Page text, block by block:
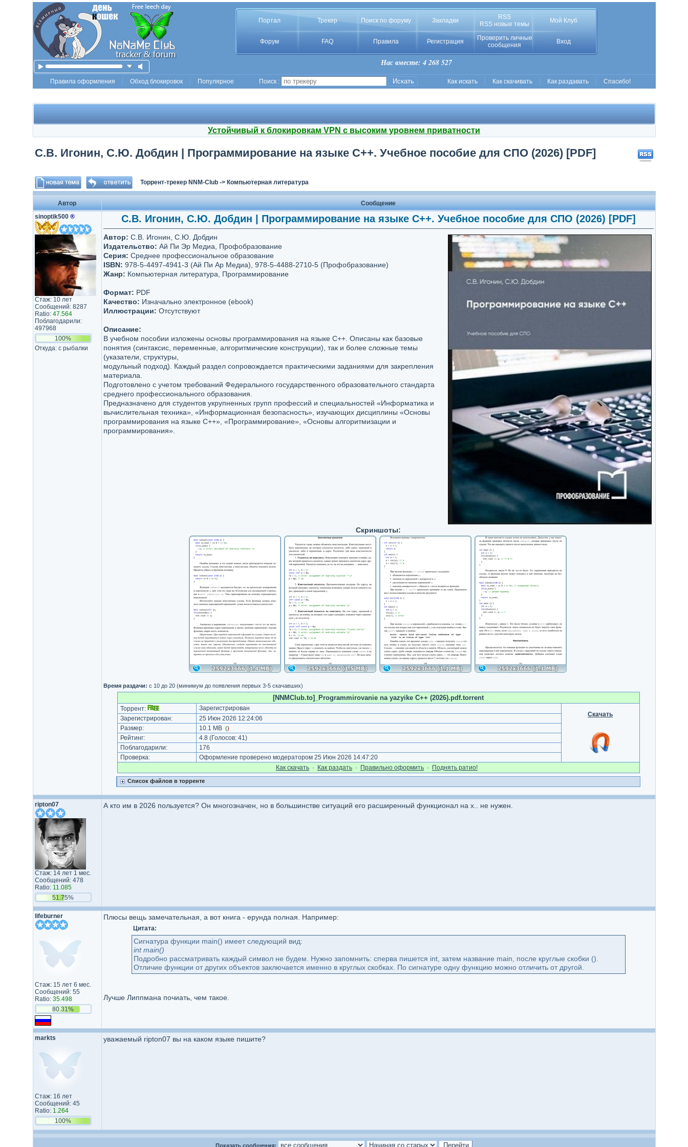
Портал Трекер Поиск по форуму Закладки
RSS
RSS новые темы
Мой Клуб
Форум FAQ Правила Регистрация
Проверить личные
сообщения
Вход
Нас вместе: 4 268 527
Правила оформления Обход блокировок Популярное Поиск : Как искать Как скачивать Как раздавать Спасибо!
Устойчивый к блокировкам VPN с высоким уровнем приватности
С.В. Игонин, С.Ю. Добдин | Программирование на языке C++. Учебное пособие для СПО (2026) [PDF]
Торрент-трекер NNM-Club-> Компьютерная литература
Автор
Сообщение
sinoptik500 ®
Стаж: 10 лет
Сообщений: 8287
Ratio: 47.564
Поблагодарили:
497968
100%
Откуда: с рыбалки
С.В. Игонин, С.Ю. Добдин | Программирование на языке C++. Учебное пособие для СПО (2026) [PDF]
Автор: С.В. Игонин, С.Ю. Добдин
Издательство: Ай Пи Эр Медиа, Профобразование
Серия: Среднее профессиональное образование
ISBN: 978-5-4497-4941-3 (Ай Пи Ар Медиа), 978-5-4488-2710-5 (Профобразование)
Жанр: Компьютерная литература, Программирование
Формат: PDF
Качество: Изначально электронное (ebook)
Иллюстрации: Отсутствуют
Описание:
В учебном пособии изложены основы программирования на языке C++. Описаны как базовые
понятия (синтаксис, переменные, алгоритмические конструкции), так и более сложные темы
(указатели, структуры,
модульный подход). Каждый раздел сопровождается практическими заданиями для закрепления
материала.
Подготовлено с учетом требований Федерального государственного образовательного стандарта
среднего профессионального образования.
Предназначено для студентов укрупненных групп профессий и специальностей «Информатика и
вычислительная техника», «Информационная безопасность», изучающих дисциплины «Основы
программирования на языке C++», «Программирование», «Основы алгоритмизации и
программирования».
Скриншоты:
Время раздачи: с 10 до 20 (минимум до появления первых 3-5 скачавших)
[NNMClub.to]_Programmirovanie na yazyike C++ (2026).pdf.torrent
Торрент:
Зарегистрирован
Скачать
Зарегистрирован:
25 Июн 2026 12:24:06
Размер:
10.1 MB ()
Рейтинг: 4.8 (Голосов: 41)
Поблагодарили:
176
Проверка:
Оформление проверено модератором 25 Июн 2026 14:47:20
Как cкачать · Как раздать · Правильно оформить · Поднять ратио!
Список файлов в торренте
ripton07
Стаж: 14 лет 1 мес.
Сообщений: 478
Ratio: 11.085
51.75%
А кто им в 2026 пользуется? Он многозначен, но в большинстве ситуаций его расширенный функционал на х.. не нужен.
lifeburner
Стаж: 15 лет 6 мес.
Сообщений: 55
Ratio: 35.498
80.31%
Плюсы вещь замечательная, а вот книга - ерунда полная. Например:
Цитата:
Сигнатура функции main() имеет следующий вид:
int main()
Подробно рассматривать каждый символ не будем. Нужно запомнить: сперва пишется int, затем название main, после круглые скобки ().
Отличие функции от других объектов заключается именно в круглых скобках. По сигнатуре одну функцию можно отличить от другой.
Лучше Липпмана почиать, чем такое.
markts
Стаж: 16 лет
Сообщений: 45
Ratio: 1.264
100%
уважаемый ripton07 вы на каком языке пишите?
Показать сообщения: